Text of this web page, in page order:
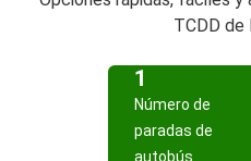
TCDD de
1
Número de
paradas de
autobús